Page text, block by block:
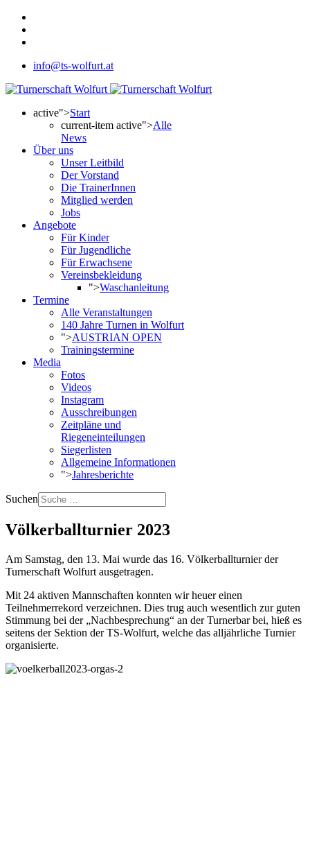
info@ts-wolfurt.at
active">Start
current-item active">Alle
News
Über uns
Unser Leitbild
Der Vorstand
Die TrainerInnen
Mitglied werden
Jobs
Angebote
Für Kinder
Für Jugendliche
Für Erwachsene
Vereinsbekleidung
">Waschanleitung
Termine
Alle Veranstaltungen
140 Jahre Turnen in Wolfurt
">AUSTRIAN OPEN
Trainingstermine
Media
Fotos
Videos
Instagram
Ausschreibungen
Zeitpläne und
Riegeneinteilungen
Siegerlisten
Allgemeine Informationen
">Jahresberichte
Suchen
Völkerballturnier 2023
Am Samstag, den 13. Mai wurde das 16. Völkerballturnier der
Turnerschaft Wolfurt ausgetragen.
Mit 24 aktiven Mannschaften konnten wir heuer einen
Teilnehmerrekord verzeichnen. Dies trug auch wesentlich zur guten
Stimmung bei der „Nachbesprechung“ an der Turnerbar bei, hieß es
seitens der Sektion der TS-Wolfurt, welche das alljährliche Turnier
organisierte.